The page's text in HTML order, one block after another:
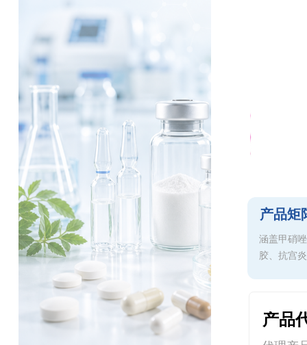
涵盖甲硝
胶、抗宫
产品矩
产品